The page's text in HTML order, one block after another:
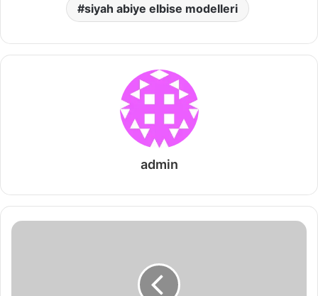
siyah abiye elbise modelleri
admin